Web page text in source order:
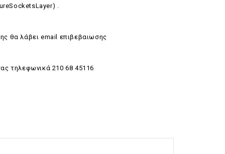
.
θα λάβει email επιβεβαιωσης
τηλεφωνικά 210 68 45116